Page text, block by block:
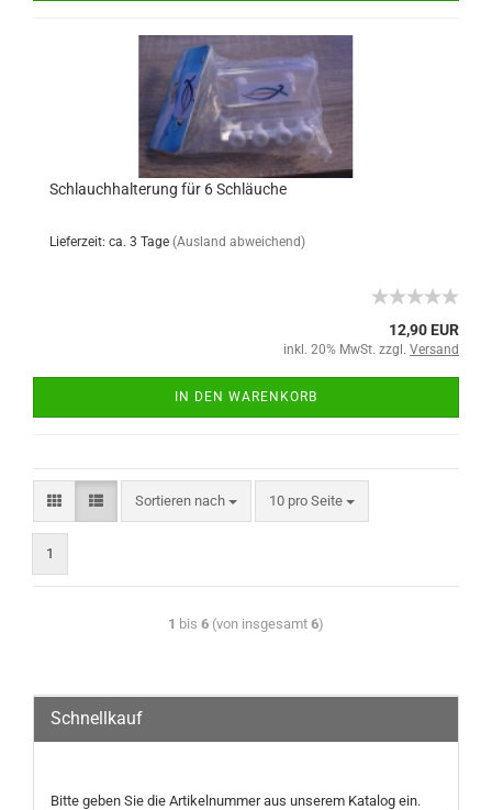
Schlauchhalterung für 6 Schläuche
Lieferzeit: ca. 3 Tage (Ausland abweichend)
12,90 EUR
inkl. 20% MwSt. zzgl. Versand
IN DEN WARENKORB
Sortieren nach 10 pro Seite
1
1 bis 6 (von insgesamt 6)
Schnellkauf
Bitte geben Sie die Artikelnummer aus unserem Katalog ein.